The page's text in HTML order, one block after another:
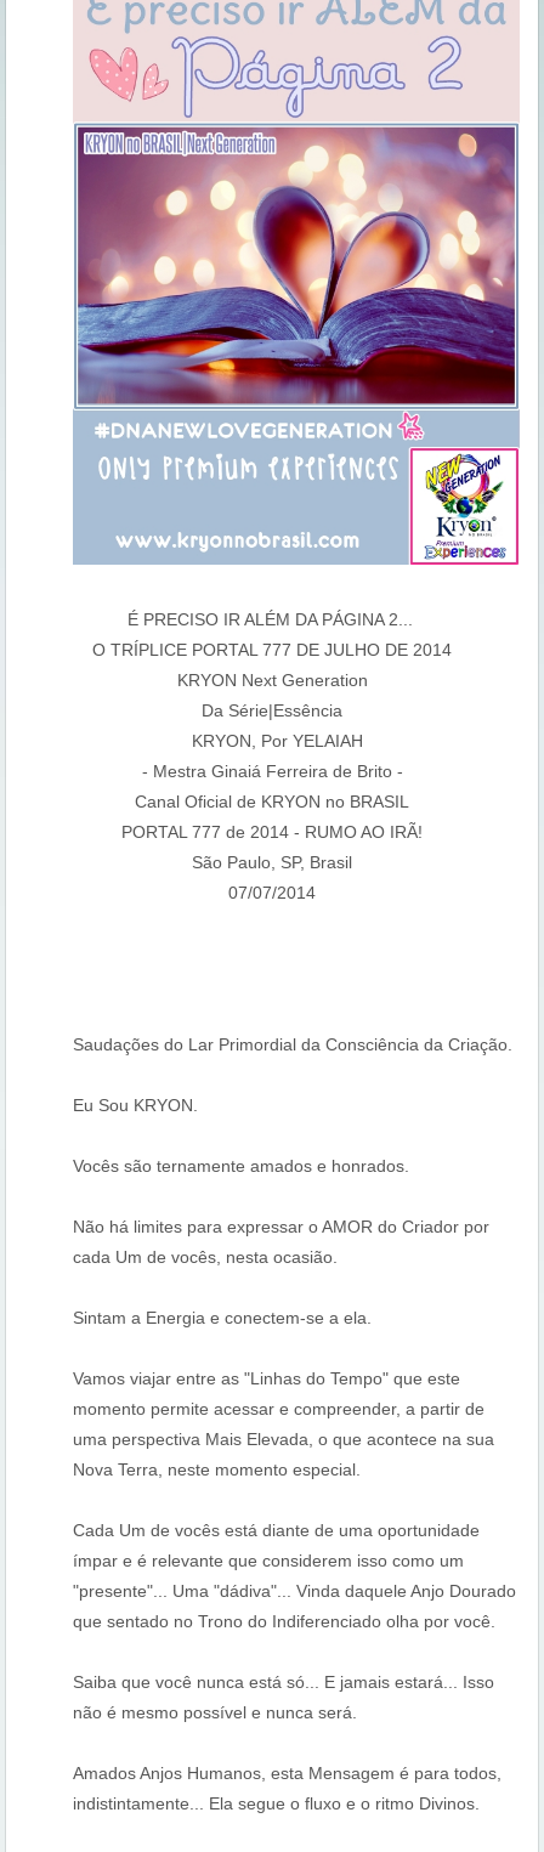
É PRECISO IR ALÉM DA PÁGINA 2...
O TRÍPLICE PORTAL 777 DE JULHO DE 2014
KRYON Next Generation
Da Série|Essência
KRYON, Por YELAIAH
- Mestra Ginaiá Ferreira de Brito -
Canal Oficial de KRYON no BRASIL
PORTAL 777 de 2014 - RUMO AO IRÃ!
São Paulo, SP, Brasil
07/07/2014
Saudações do Lar Primordial da Consciência da Criação.
Eu Sou KRYON.
Vocês são ternamente amados e honrados.
Não há limites para expressar o AMOR do Criador por
cada Um de vocês, nesta ocasião.
Sintam a Energia e conectem-se a ela.
Vamos viajar entre as "Linhas do Tempo" que este
momento permite acessar e compreender, a partir de
uma perspectiva Mais Elevada, o que acontece na sua
Nova Terra, neste momento especial.
Cada Um de vocês está diante de uma oportunidade
ímpar e é relevante que considerem isso como um
"presente"... Uma "dádiva"... Vinda daquele Anjo Dourado
que sentado no Trono do Indiferenciado olha por você.
Saiba que você nunca está só... E jamais estará... Isso
não é mesmo possível e nunca será.
Amados Anjos Humanos, esta Mensagem é para todos,
indistintamente... Ela segue o fluxo e o ritmo Divinos.